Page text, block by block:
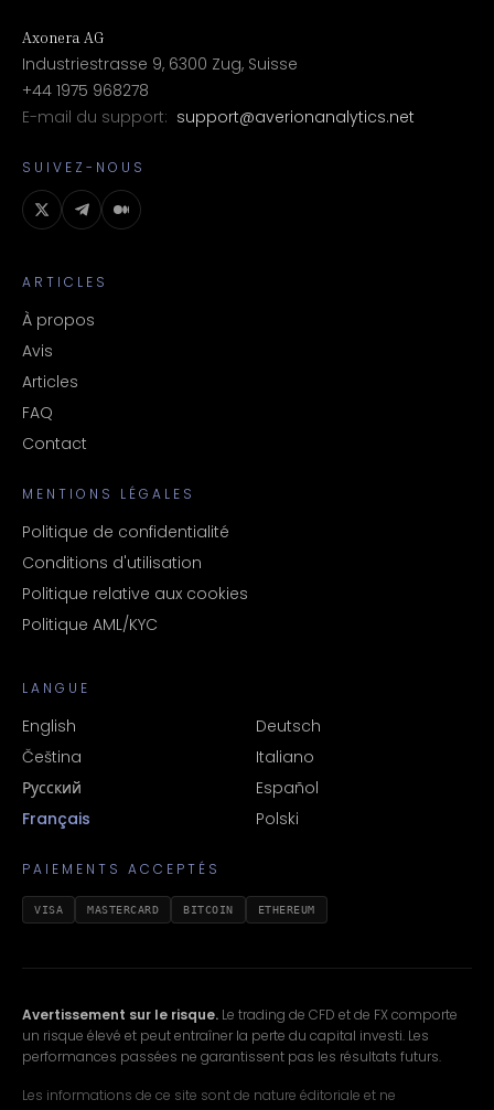
Axonera AG
Industriestrasse 9, 6300 Zug, Suisse
+44 1975 968278
E-mail du support: support@averionanalytics.net
SUIVEZ-NOUS
ARTICLES
À propos
Avis
Articles
FAQ
Contact
MENTIONS LÉGALES
Politique de confidentialité
Conditions d'utilisation
Politique relative aux cookies
Politique AML/KYC
LANGUE
English
Deutsch
Čeština
Italiano
Русский
Español
Français
Polski
PAIEMENTS ACCEPTÉS
VISA MASTERCARD BITCOIN ETHEREUM
Avertissement sur le risque. Le trading de CFD et de FX comporte
un risque élevé et peut entraîner la perte du capital investi. Les
performances passées ne garantissent pas les résultats futurs.
Les informations de ce site sont de nature éditoriale et ne